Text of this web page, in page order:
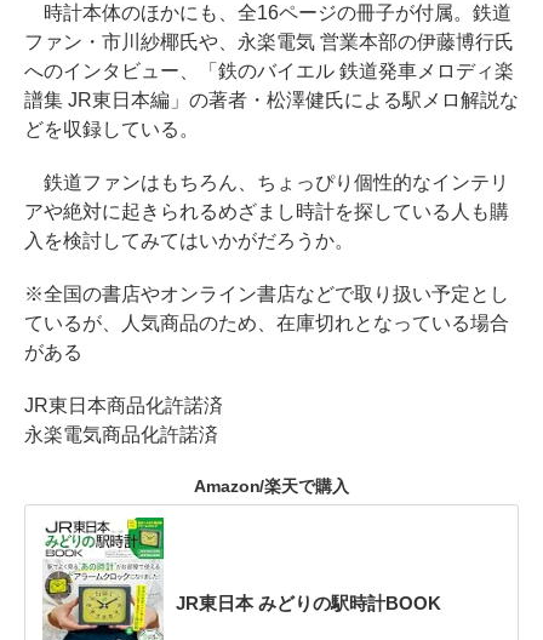
時計本体のほかにも、全16ページの冊子が付属。鉄道
ファン・市川紗椰氏や、永楽電気 営業本部の伊藤博行氏
へのインタビュー、「鉄のバイエル 鉄道発車メロディ楽
譜集 JR東日本編」の著者・松澤健氏による駅メロ解説な
どを収録している。
鉄道ファンはもちろん、ちょっぴり個性的なインテリ
アや絶対に起きられるめざまし時計を探している人も購
入を検討してみてはいかがだろうか。
※全国の書店やオンライン書店などで取り扱い予定とし
ているが、人気商品のため、在庫切れとなっている場合
がある
JR東日本商品化許諾済
永楽電気商品化許諾済
Amazon/楽天で購入
JR東日本 みどりの駅時計BOOK